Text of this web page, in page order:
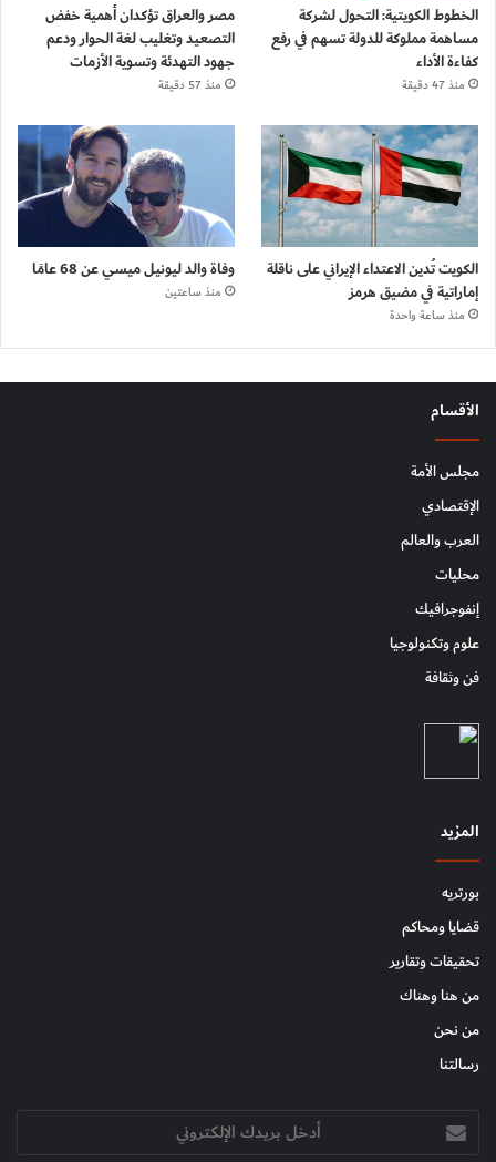
الخطوط الكويتية: التحول لشركة
مساهمة مملوكة للدولة تسهم في رفع
كفاءة الأداء
منذ 47 دقيقة
مصر والعراق تؤكدان أهمية خفض
التصعيد وتغليب لغة الحوار ودعم
جهود التهدئة وتسوية الأزمات
منذ 57 دقيقة
الكويت تُدين الاعتداء الإيراني على ناقلة
إماراتية في مضيق هرمز
منذ ساعة واحدة
وفاة والد ليونيل ميسي عن 68 عامًا
منذ ساعتين
الأقسام
مجلس الأمة
الإقتصادي
العرب والعالم
محليات
إنفوجرافيك
علوم وتكنولوجيا
فن وثقافة
المزيد
بورتريه
قضايا ومحاكم
تحقيقات وتقارير
من هنا وهناك
من نحن
رسالتنا
أدخل
بريدك